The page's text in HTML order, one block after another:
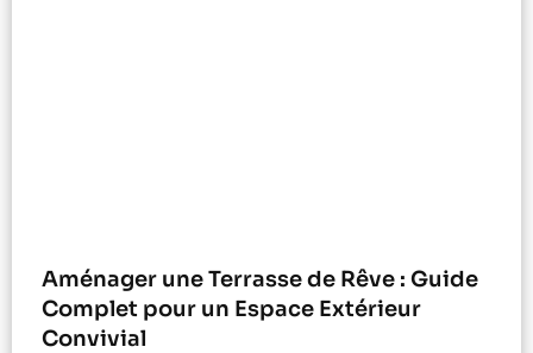
Aménager une Terrasse de Rêve : Guide
Complet pour un Espace Extérieur
Convivial